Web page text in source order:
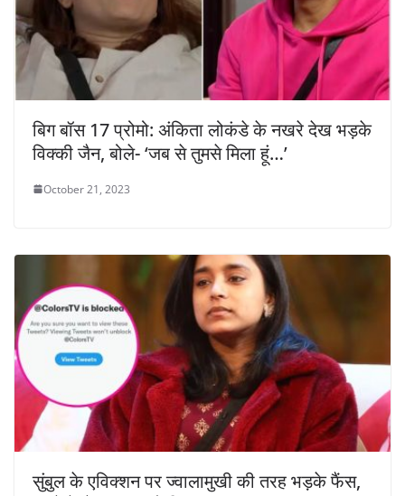
बिग बॉस 17 प्रोमो: अंकिता लोकंडे के नखरे देख भड़के
विक्की जैन, बोले- ‘जब से तुमसे मिला हूं…’
October 21, 2023
सुंबुल के एविक्शन पर ज्वालामुखी की तरह भड़के फैंस,